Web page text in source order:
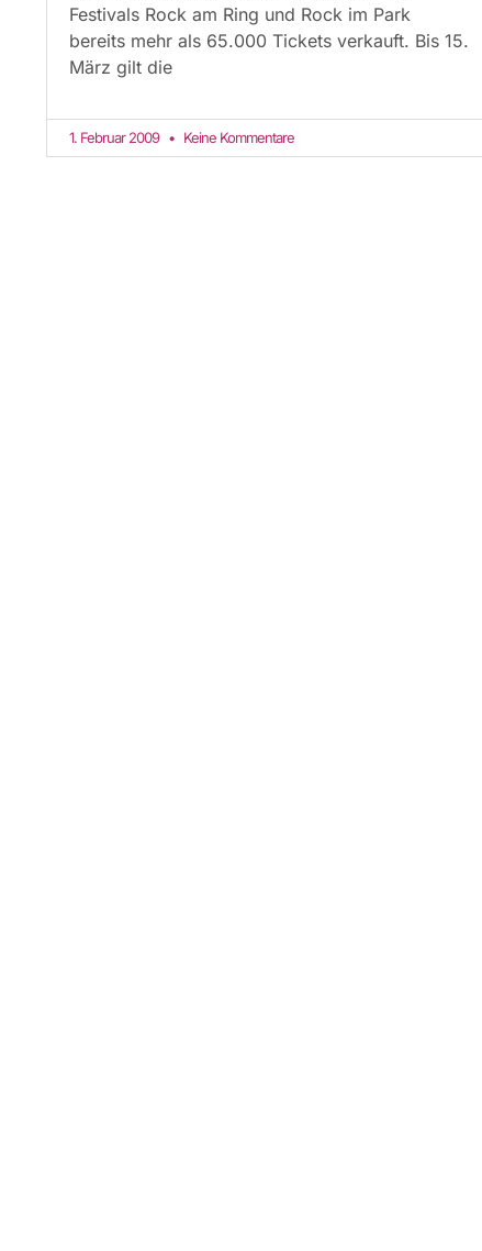
Festivals Rock am Ring und Rock im Park
bereits mehr als 65.000 Tickets verkauft. Bis 15.
März gilt die
1. Februar 2009 Keine Kommentare